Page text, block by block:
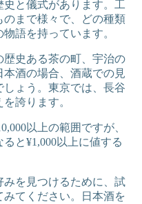
と儀式があります。工
まで様々で、どの種類
語を持っています。
歴史ある茶の町、宇治の
酒の場合、酒蔵での見
ょう。東京では、長谷
誇ります。
以上の範囲ですが、
と¥1,000以上に値する
みを見つけるために、試
てください。日本酒を